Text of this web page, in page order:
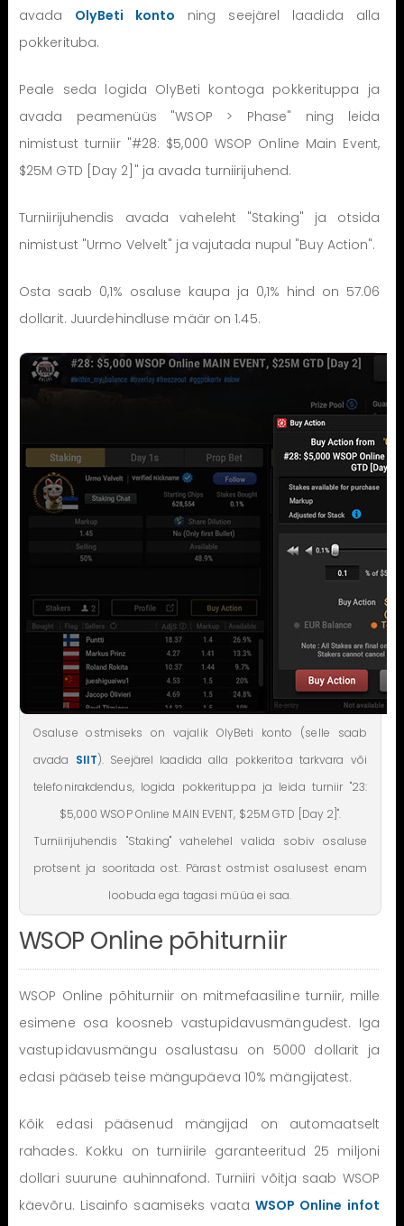
avada OlyBeti konto ning seejärel laadida alla
pokkerituba.
Peale seda logida OlyBeti kontoga pokkerituppa ja
avada peamenüüs "WSOP > Phase" ning leida
nimistust turniir "#28: $5,000 WSOP Online Main Event,
$25M GTD [Day 2]" ja avada turniirijuhend.
Turniirijuhendis avada vaheleht "Staking" ja otsida
nimistust "Urmo Velvelt" ja vajutada nupul "Buy Action".
Osta saab 0,1% osaluse kaupa ja 0,1% hind on 57.06
dollarit. Juurdehindluse määr on 1.45.
Osaluse ostmiseks on vajalik OlyBeti konto (selle saab
avada SIIT). Seejärel laadida alla pokkeritoa tarkvara või
telefonirakdendus, logida pokkerituppa ja leida turniir "23:
$5,000 WSOP Online MAIN EVENT, $25M GTD [Day 2]".
Turniirijuhendis "Staking" vahelehel valida sobiv osaluse
protsent ja sooritada ost. Pärast ostmist osalusest enam
loobuda ega tagasi müüa ei saa.
WSOP Online põhiturniir
WSOP Online põhiturniir on mitmefaasiline turniir, mille
esimene osa koosneb vastupidavusmängudest. Iga
vastupidavusmängu osalustasu on 5000 dollarit ja
edasi pääseb teise mängupäeva 10% mängijatest.
Kõik edasi pääsenud mängijad on automaatselt
rahades. Kokku on turniirile garanteeritud 25 miljoni
dollari suurune auhinnafond. Turniiri võitja saab WSOP
käevõru. Lisainfo saamiseks vaata WSOP Online infot